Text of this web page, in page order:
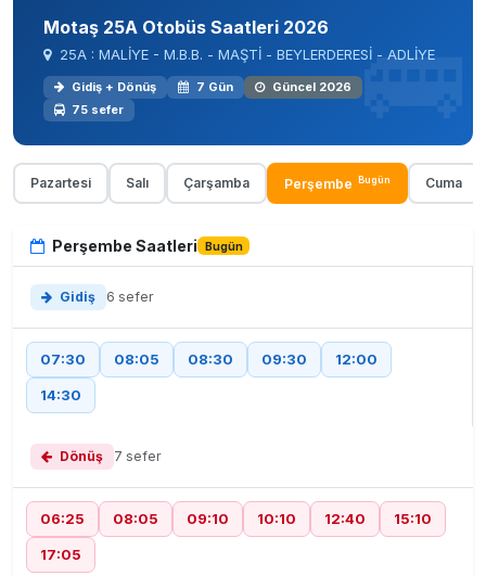
Motaş 25A Otobüs Saatleri 2026
25A : MALİYE - M.B.B. - MAŞTİ - BEYLERDERESİ - ADLİYE
Gidiş + Dönüş 7 Gün
Güncel 2026
75 sefer
Pazartesi Salı Çarşamba Perşembe Bugün Cuma
Perşembe Saatleri Bugün
Gidiş 6 sefer
07:30 08:05 08:30 09:30 12:00
14:30
Dönüş 7 sefer
06:25 08:05 09:10 10:10 12:40 15:10
17:05